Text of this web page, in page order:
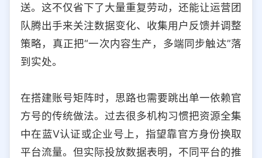
送。这不仅省下了大量重复劳动，还能让运营团
队腾出手来关注数据变化、收集用户反馈并调整
策略，真正把“一次内容生产，多端同步触达”落
到实处。
在搭建账号矩阵时，思路也需要跳出单一依赖官
方号的传统做法。过去很多机构习惯把资源全集
中在蓝V认证或企业号上，指望靠官方身份换取
平台流量。但实际投放数据表明，不同平台的推